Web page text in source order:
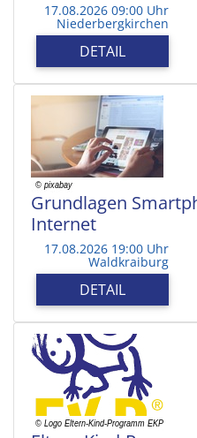
17.08.2026 09:00 Uhr
Niederbergkirchen
DETAIL
Grundlagen
Internet
17.08.2026 19:00 Uhr
Waldkraiburg
DETAIL